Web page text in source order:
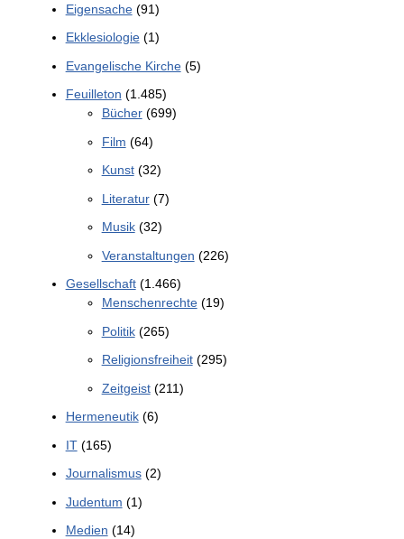
Eigensache(91)
Ekklesiologie(1)
Evangelische Kirche(5)
Feuilleton (1.485)
Bücher(699)
Film (64)
Kunst(32)
Literatur(7)
Musik(32)
Veranstaltungen (226)
Gesellschaft(1.466)
Menschenrechte(19)
Politik(265)
Religionsfreiheit(295)
Zeitgeist(211)
Hermeneutik(6)
IT(165)
Journalismus(2)
Judentum (1)
Medien (14)